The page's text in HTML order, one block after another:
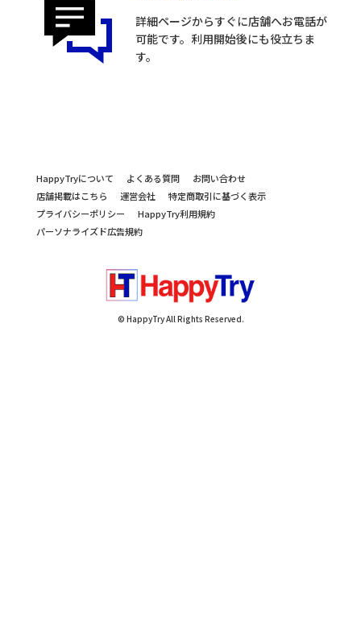
詳細ページからすぐに店舗へお電話が
可能です。利用開始後にも役立ちま
す。
HappyTryについて よくある質問
お問い合わせ
店舗掲載はこちら
運営会社
特定商取引に基づく表示
プライバシーポリシー
HappyTry利用規約
パーソナライズド広告規約
© HappyTry All Rights Reserved.